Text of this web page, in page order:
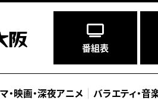
番組表
・映画・深夜アニメ バラエティ・音